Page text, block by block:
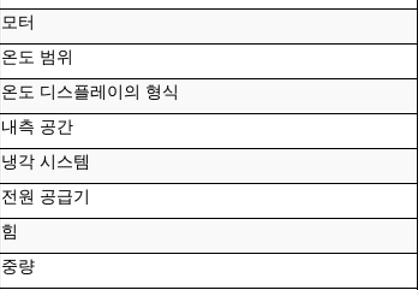
모터
온도 범위
온도 디스플레이의 형식
내측 공간
냉각 시스템
전원 공급기
힘
중량